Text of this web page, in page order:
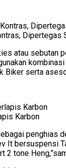
Dipertegas
atau sebutan
Biker serta
Karbon
penghias
It bersuspensi
2 tone